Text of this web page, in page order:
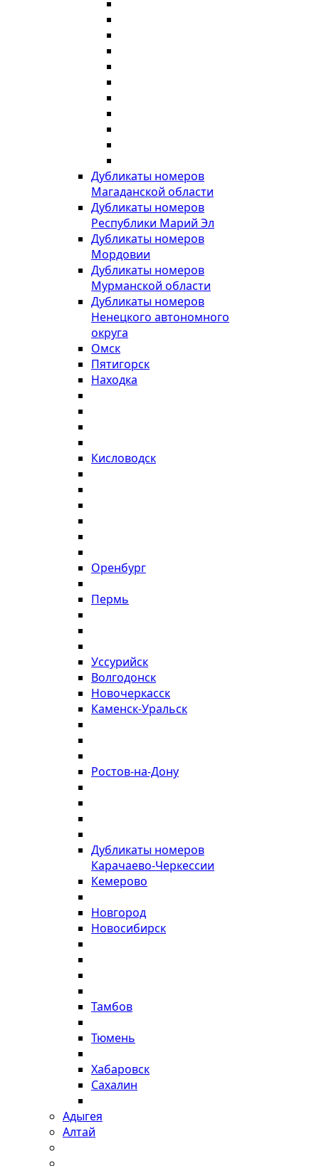
Дубликаты номеров
Магаданской области
Дубликаты номеров
Республики Марий Эл
Дубликаты номеров
Мордовии
Дубликаты номеров
Мурманской области
Дубликаты номеров
Ненецкого автономного
округа
Омск
Пятигорск
Находка
Кисловодск
Оренбург
Пермь
Уссурийск
Волгодонск
Новочеркасск
Каменск-Уральск
Ростов-на-Дону
Дубликаты номеров
Карачаево-Черкессии
Кемерово
Новгород
Новосибирск
Тамбов
Тюмень
Хабаровск
Сахалин
Адыгея
Алтай